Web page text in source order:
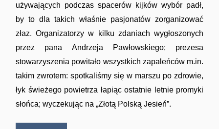
używających podczas spacerów kijków wybór padł,
by to dla takich właśnie pasjonatów zorganizować
złaz. Organizatorzy w kilku zdaniach wygłoszonych
przez pana Andrzeja Pawłowskiego; prezesa
stowarzyszenia powitało wszystkich zapaleńców m.in.
takim zwrotem: spotkaliśmy się w marszu po zdrowie,
łyk świeżego powietrza łapiąc ostatnie letnie promyki
słońca; wyczekując na „Złotą Polską Jesień”.